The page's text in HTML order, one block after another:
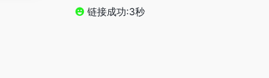
链接成功:3秒